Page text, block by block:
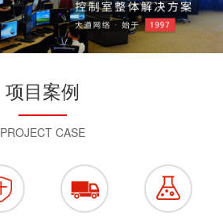
项目案例
PROJECT CASE